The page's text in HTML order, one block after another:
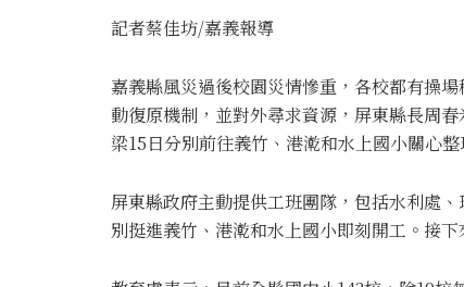
記者蔡佳坊/嘉義報導
嘉義縣風災過後校園災情慘重，各校都有操
動復原機制，並對外尋求資源，屏東縣長周
梁15日分別前往義竹、港漧和水上國小關心
屏東縣政府主動提供工班團隊，包括水利處
別挺進義竹、港漧和水上國小即刻開工。接